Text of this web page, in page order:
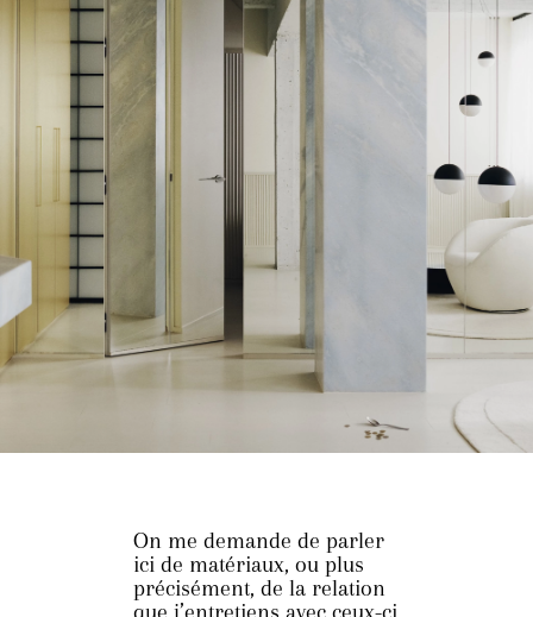
On me demande de parler
ici de matériaux, ou plus
précisément, de la relation